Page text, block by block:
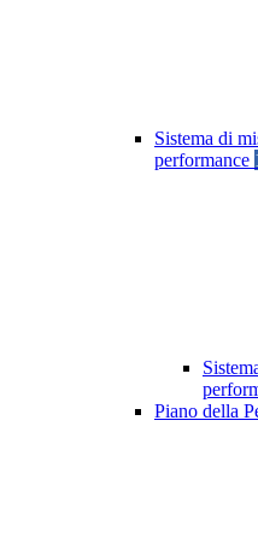
Sistema di
performance
Piano della